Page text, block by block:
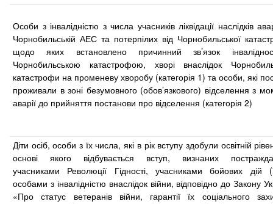
Особи з інвалідністю з числа учасників ліквідації наслідків
Чорнобильській АЕС та потерпілих від Чорнобильської
щодо яких встановлено причинний зв’язок
Чорнобильською катастрофою, хворі внаслідок
катастрофи на променеву хворобу (категорія 1) та особи, які
проживали в зоні безумовного (обов’язкового) відселення з
аварії до прийняття постанови про відселення (категорія 2)
Діти осіб, особи з їх числа, які в рік вступу здобули освітній
основі якого відбувається вступ, визнаних
учасниками Революції Гідності, учасниками бойових дій
особами з інвалідністю внаслідок війни, відповідно до Закону
«Про статус ветеранів війни, гарантії їх соціального